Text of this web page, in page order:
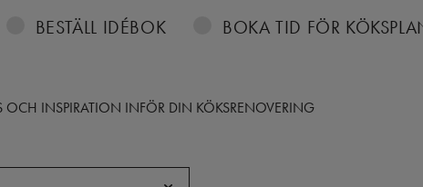
BESTÄLL IDÉBOK BOKA TID FÖR
OCH INSPIRATION INFÖR DIN KÖKSRENOVERING